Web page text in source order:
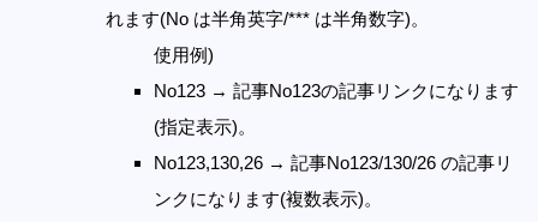
れます(No は半角英字/*** は半角数字)。
使用例)
No123 → 記事No123の記事リンクになります
(指定表示)。
No123,130,26 → 記事No123/130/26 の記事リ
ンクになります(複数表示)。